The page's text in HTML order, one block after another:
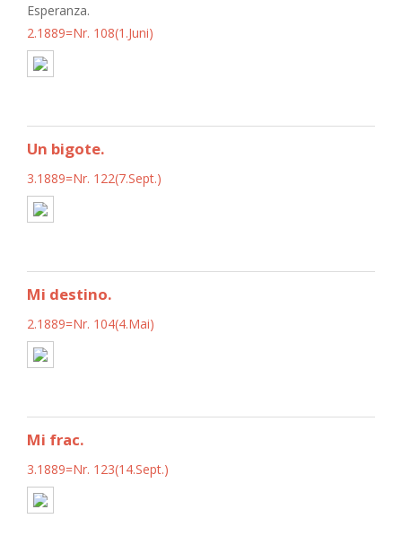
Esperanza.
2.1889=Nr. 108(1.Juni)
Un bigote.
3.1889=Nr. 122(7.Sept.)
Mi destino.
2.1889=Nr. 104(4.Mai)
Mi frac.
3.1889=Nr. 123(14.Sept.)